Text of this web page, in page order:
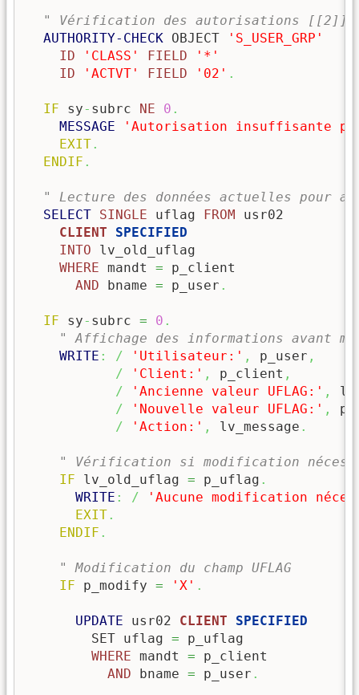
" Vérification des autorisations
AUTHORITY-CHECK OBJECT
'S_USER_GRP'
ID
'CLASS' FIELD
'*'
ID
'ACTVT' FIELD '02' .
IF sy- subrc NE 0 .
MESSAGE
'Autorisation insuffisante
EXIT.
ENDIF .
" Lecture des données actuelles pour
SELECT SINGLE uflag FROM usr02
CLIENT SPECIFIED
INTO lv_old_uflag
WHERE mandt = p_client
AND bname = p_user .
IF sy- subrc = 0 .
" Affichage des informations avant
WRITE : / 'Utilisateur:' , p_user ,
/
'Client:' , p_client ,
/
'Ancienne valeur UFLAG:' ,
/
'Nouvelle valeur UFLAG:' ,
/
'Action:' , lv_message .
" Vérification si modification
IF lv_old_uflag = p_uflag .
WRITE : /
'Aucune modification
EXIT.
ENDIF .
" Modification du champ UFLAG
IF p_modify = 'X' .
UPDATE usr02 CLIENT SPECIFIED
        SET uflag
= p_uflag
WHERE mandt = p_client
AND bname = p_user .